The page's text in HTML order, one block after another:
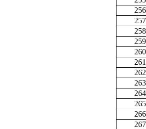
256
257
258
259
260
261
262
263
264
265
266
267